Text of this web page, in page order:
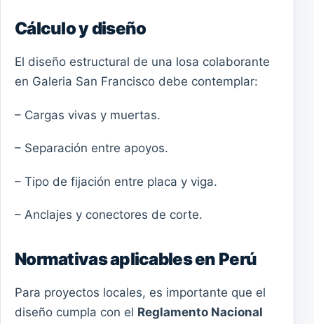
Cálculo y diseño
El diseño estructural de una losa colaborante
en Galeria San Francisco debe contemplar:
– Cargas vivas y muertas.
– Separación entre apoyos.
– Tipo de fijación entre placa y viga.
– Anclajes y conectores de corte.
Normativas aplicables en Perú
Para proyectos locales, es importante que el
diseño cumpla con el Reglamento Nacional